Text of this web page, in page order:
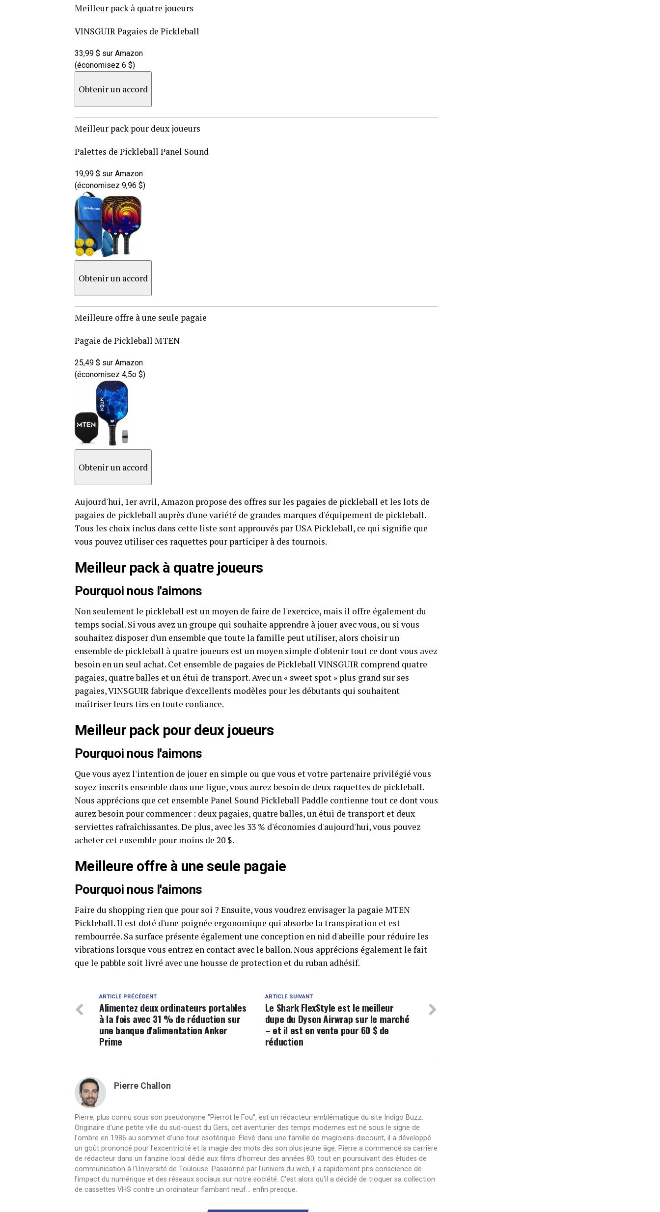
Meilleur pack à quatre joueurs
VINSGUIR Pagaies de Pickleball
33,99 $ sur Amazon
(économisez 6 $)
Obtenir un accord
Meilleur pack pour deux joueurs
Palettes de Pickleball Panel Sound
19,99 $ sur Amazon
(économisez 9,96 $)
Obtenir un accord
Meilleure offre à une seule pagaie
Pagaie de Pickleball MTEN
25,49 $ sur Amazon
(économisez 4,5o $)
Obtenir un accord
Aujourd'hui, 1er avril, Amazon propose des offres sur les pagaies de pickleball et les lots de
pagaies de pickleball auprès d'une variété de grandes marques d'équipement de pickleball.
Tous les choix inclus dans cette liste sont approuvés par USA Pickleball, ce qui signifie que
vous pouvez utiliser ces raquettes pour participer à des tournois.
Meilleur pack à quatre joueurs
Pourquoi nous l'aimons
Non seulement le pickleball est un moyen de faire de l'exercice, mais il offre également du
temps social. Si vous avez un groupe qui souhaite apprendre à jouer avec vous, ou si vous
souhaitez disposer d'un ensemble que toute la famille peut utiliser, alors choisir un
ensemble de pickleball à quatre joueurs est un moyen simple d'obtenir tout ce dont vous avez
besoin en un seul achat. Cet ensemble de pagaies de Pickleball VINSGUIR comprend quatre
pagaies, quatre balles et un étui de transport. Avec un « sweet spot » plus grand sur ses
pagaies, VINSGUIR fabrique d'excellents modèles pour les débutants qui souhaitent
maîtriser leurs tirs en toute confiance.
Meilleur pack pour deux joueurs
Pourquoi nous l'aimons
Que vous ayez l'intention de jouer en simple ou que vous et votre partenaire privilégié vous
soyez inscrits ensemble dans une ligue, vous aurez besoin de deux raquettes de pickleball.
Nous apprécions que cet ensemble Panel Sound Pickleball Paddle contienne tout ce dont vous
aurez besoin pour commencer : deux pagaies, quatre balles, un étui de transport et deux
serviettes rafraîchissantes. De plus, avec les 33 % d'économies d'aujourd'hui, vous pouvez
acheter cet ensemble pour moins de 20 $.
Meilleure offre à une seule pagaie
Pourquoi nous l'aimons
Faire du shopping rien que pour soi ? Ensuite, vous voudrez envisager la pagaie MTEN
Pickleball. Il est doté d'une poignée ergonomique qui absorbe la transpiration et est
rembourrée. Sa surface présente également une conception en nid d'abeille pour réduire les
vibrations lorsque vous entrez en contact avec le ballon. Nous apprécions également le fait
que le pabble soit livré avec une housse de protection et du ruban adhésif.
ARTICLE SUIVANT
Le Shark FlexStyle est le meilleur
dupe du Dyson Airwrap sur le marché
– et il est en vente pour 60 $ de
réduction
ARTICLE PRÉCÉDENT
Alimentez deux ordinateurs portables
à la fois avec 31 % de réduction sur
une banque d'alimentation Anker
Prime
Pierre Challon
Pierre, plus connu sous son pseudonyme "Pierrot le Fou", est un rédacteur emblématique du site Indigo Buzz.
Originaire d'une petite ville du sud-ouest du Gers, cet aventurier des temps modernes est né sous le signe de
l'ombre en 1986 au sommet d'une tour esotérique. Élevé dans une famille de magiciens-discount, il a développé
un goût prononcé pour l'excentricité et la magie des mots dès son plus jeune âge. Pierre a commencé sa carrière
de rédacteur dans un fanzine local dédié aux films d'horreur des années 80, tout en poursuivant des études de
communication à l'Université de Toulouse. Passionné par l'univers du web, il a rapidement pris conscience de
l'impact du numérique et des réseaux sociaux sur notre société. C'est alors qu'il a décidé de troquer sa collection
de cassettes VHS contre un ordinateur flambant neuf... enfin presque.